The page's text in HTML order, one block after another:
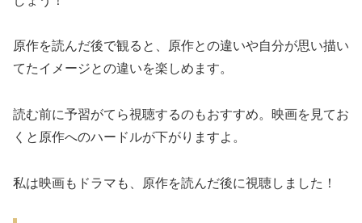
原作を読んだ後で観ると、原作との違いや自分が思い描い
てたイメージとの違いを楽しめます。
読む前に予習がてら視聴するのもおすすめ。映画を見てお
くと原作へのハードルが下がりますよ。
私は映画もドラマも、原作を読んだ後に視聴しました！